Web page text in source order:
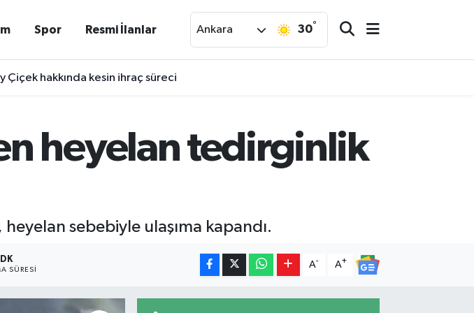
Spor Resmi İlanlar Ankara 30°
Çiçek hakkında kesin ihraç süreci
heyelan tedirginlik
sebebiyle ulaşıma kapandı.
DK
SÜRESI
A- A+